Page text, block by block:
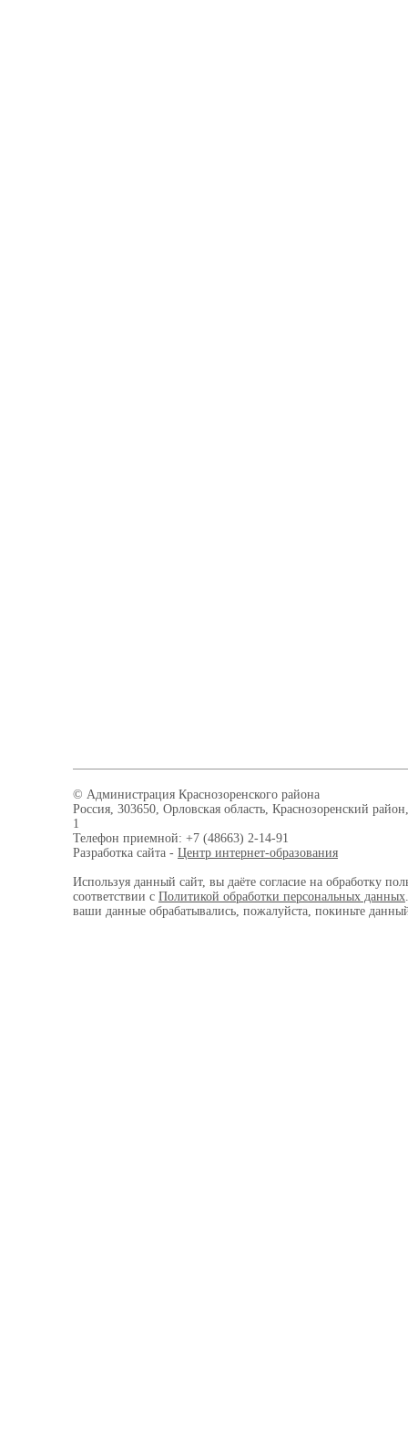
© Администрация Краснозоренского района
Россия, 303650, Орловская область, Краснозоренский
1
Телефон приемной: +7 (48663) 2-14-91
Разработка сайта - Центр интернет-образования
Используя данный сайт, вы даёте согласие на обработку
соответствии с Политикой обработки персональных данных
ваши данные обрабатывались, пожалуйста, покиньте